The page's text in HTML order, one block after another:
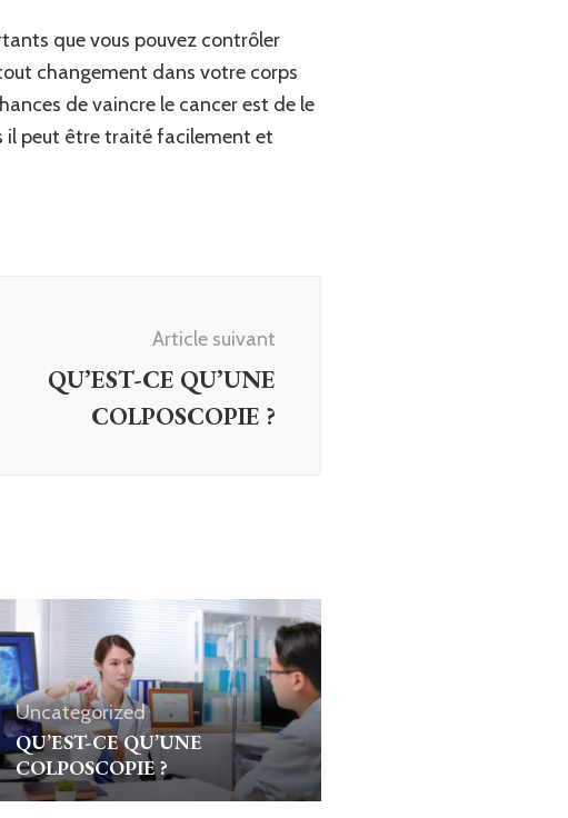
que vous pouvez contrôler
changement dans votre corps
de vaincre le cancer est de le
il peut être traité facilement et
Article suivant
QU’EST-CE QU’UNE
COLPOSCOPIE ?
Uncategorized
QU’EST-CE QU’UNE
COLPOSCOPIE ?